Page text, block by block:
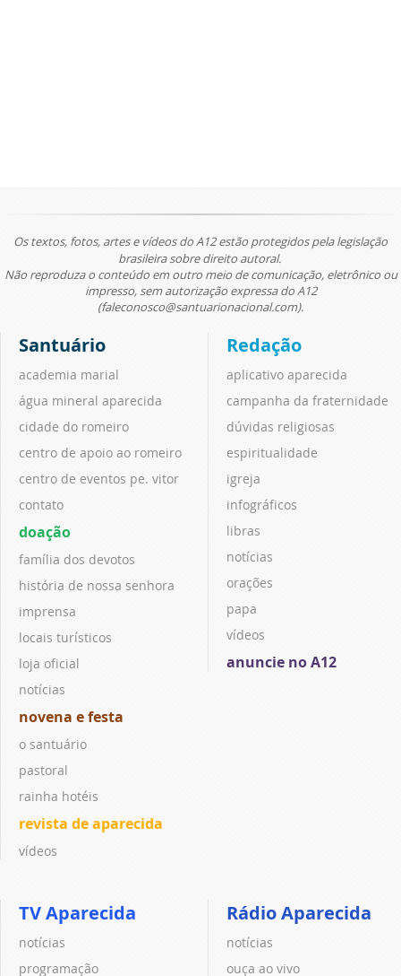
Os textos, fotos, artes e vídeos do A12 estão protegidos pela legislação
brasileira sobre direito autoral.
Não reproduza o conteúdo em outro meio de comunicação, eletrônico ou
impresso, sem autorização expressa do A12
(faleconosco@santuarionacional.com).
Santuário
academia marial
água mineral aparecida
cidade do romeiro
centro de apoio ao romeiro
centro de eventos pe. vitor
contato
doação
família dos devotos
história de nossa senhora
imprensa
locais turísticos
loja oficial
notícias
novena e festa
o santuário
pastoral
rainha hotéis
revista de aparecida
vídeos
Redação
aplicativo aparecida
campanha da fraternidade
dúvidas religiosas
espiritualidade
igreja
infográficos
libras
notícias
orações
papa
vídeos
anuncie no A12
TV Aparecida
notícias
programação
Rádio Aparecida
notícias
ouça ao vivo